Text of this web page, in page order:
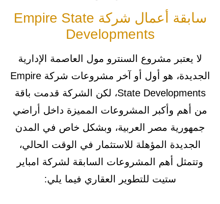
سابقة أعمال شركة Empire State
Developments
لا يعتبر مشروع السنترو مول العاصمة الإدارية
الجديدة، هو أول أو آخر مشروعات شركة Empire
State Developments، لكن الشركة قدمت باقة
من أهم وأكبر المشروعات المميزة داخل أراضي
جمهورية مصر العربية، وبشكل خاص في المدن
الجديدة المؤهلة للاستثمار في الوقت الحالي،
وتتمثل أهم المشروعات السابقة لشركة امباير
ستيت للتطوير العقاري فيما يلي: